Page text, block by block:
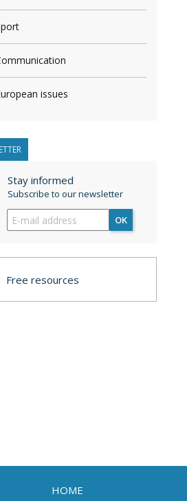
issues
Stay informed
Subscribe to our newsletter
OK
Free resources
HOME